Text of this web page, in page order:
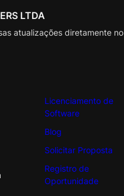
LTDA
atualizações diretamente no
Licenciamento de
Software
Blog
Solicitar Proposta
Registro de
Oportunidade